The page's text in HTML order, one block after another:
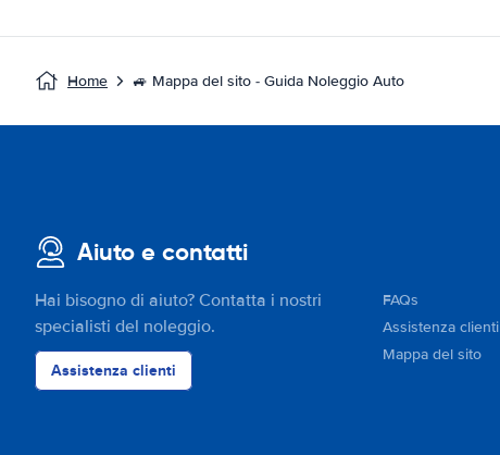
Home 🚙 Mappa del sito - Guida Noleggio Auto
Aiuto e contatti
Hai bisogno di aiuto? Contatta i nostri
specialisti del noleggio.
Assistenza clienti
FAQs
Assistenza clienti
Mappa del sito